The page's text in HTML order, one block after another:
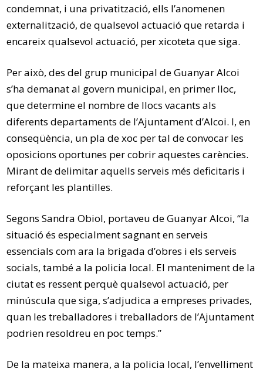
condemnat, i una privatització, ells l’anomenen
externalització, de qualsevol actuació que retarda i
encareix qualsevol actuació, per xicoteta que siga.
Per això, des del grup municipal de Guanyar Alcoi
s’ha demanat al govern municipal, en primer lloc,
que determine el nombre de llocs vacants als
diferents departaments de l’Ajuntament d’Alcoi. I, en
conseqüència, un pla de xoc per tal de convocar les
oposicions oportunes per cobrir aquestes carències.
Mirant de delimitar aquells serveis més deficitaris i
reforçant les plantilles.
Segons Sandra Obiol, portaveu de Guanyar Alcoi, “la
situació és especialment sagnant en serveis
essencials com ara la brigada d’obres i els serveis
socials, també a la policia local. El manteniment de la
ciutat es ressent perquè qualsevol actuació, per
minúscula que siga, s’adjudica a empreses privades,
quan les treballadores i treballadors de l’Ajuntament
podrien resoldreu en poc temps.”
De la mateixa manera, a la policia local, l’envelliment